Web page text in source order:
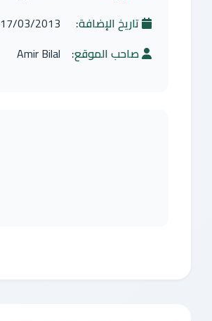
تاريخ الإضافة:
17/03/2013
صاحب الموقع: Amir Bilal